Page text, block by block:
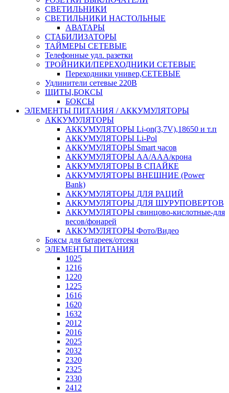
СВЕТИЛЬНИКИ
СВЕТИЛЬНИКИ НАСТОЛЬНЫЕ
АВАТАРЫ
СТАБИЛИЗАТОРЫ
ТАЙМЕРЫ СЕТЕВЫЕ
Телефонные удл. разетки
ТРОЙНИКИ/ПЕРЕХОДНИКИ СЕТЕВЫЕ
Переходники универ,СЕТЕВЫЕ
Удлинители сетевые 220В
ЩИТЫ,БОКСЫ
БОКСЫ
ЭЛЕМЕНТЫ ПИТАНИЯ / АККУМУЛЯТОРЫ
АККУМУЛЯТОРЫ
АККУМУЛЯТОРЫ Li-on(3,7V),18650 и т.п
АККУМУЛЯТОРЫ Li-Pol
АККУМУЛЯТОРЫ Smart часов
АККУМУЛЯТОРЫ АА/ААА/крона
АККУМУЛЯТОРЫ В СПАЙКЕ
АККУМУЛЯТОРЫ ВНЕШНИЕ (Power
Bank)
АККУМУЛЯТОРЫ ДЛЯ РАЦИЙ
АККУМУЛЯТОРЫ ДЛЯ ШУРУПОВЕРТОВ
АККУМУЛЯТОРЫ свинцово-кислотные-для
весов/фонарей
АККУМУЛЯТОРЫ Фото/Видео
Боксы для батареек/отсеки
ЭЛЕМЕНТЫ ПИТАНИЯ
1025
1216
1220
1225
1616
1620
1632
2012
2016
2025
2032
2320
2325
2330
2412